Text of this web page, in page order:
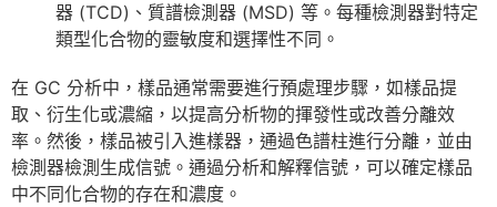
器 (TCD)、質譜檢測器 (MSD) 等。每種檢測器對特定
類型化合物的靈敏度和選擇性不同。
在 GC 分析中，樣品通常需要進行預處理步驟，如樣品提
取、衍生化或濃縮，以提高分析物的揮發性或改善分離效
率。然後，樣品被引入進樣器，通過色譜柱進行分離，並由
檢測器檢測生成信號。通過分析和解釋信號，可以確定樣品
中不同化合物的存在和濃度。